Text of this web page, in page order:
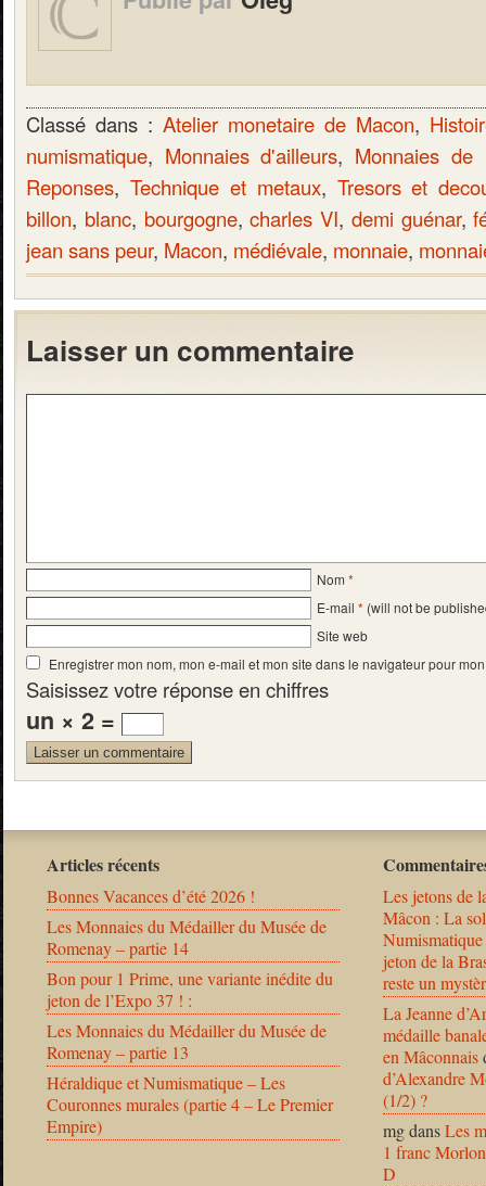
Classé dans : Atelier monetaire de Macon,
numismatique, Monnaies d'ailleurs, Monnaies de
Reponses, Technique et metaux, Tresors et
billon, blanc, bourgogne,charles VI, demi guénar,
jean sans peur, Macon, médiévale, monnaie,
Laisser un commentaire
Nom *
E-mail * (will not be
Site web
Enregistrer mon nom, mon e-mail et mon site dans le navigateur pour
Saisissez votre réponse en chiffres
un × 2 =
Articles récents
Bonnes Vacances d’été 2026 !
Les Monnaies du Médailler du Musée de
Romenay – partie 14
Bon pour 1 Prime, une variante inédite du
jeton de l’Expo 37 ! :
Les Monnaies du Médailler du Musée de
Romenay – partie 13
Héraldique et Numismatique – Les
Couronnes murales (partie 4 – Le Premier
Empire)
Les jetons de
Mâcon : La
jeton de la
reste un
La Jeanne
médaille
en Mâconnais
d’Alexandre
(1/2) ?
mgdansLes
1 franc
D